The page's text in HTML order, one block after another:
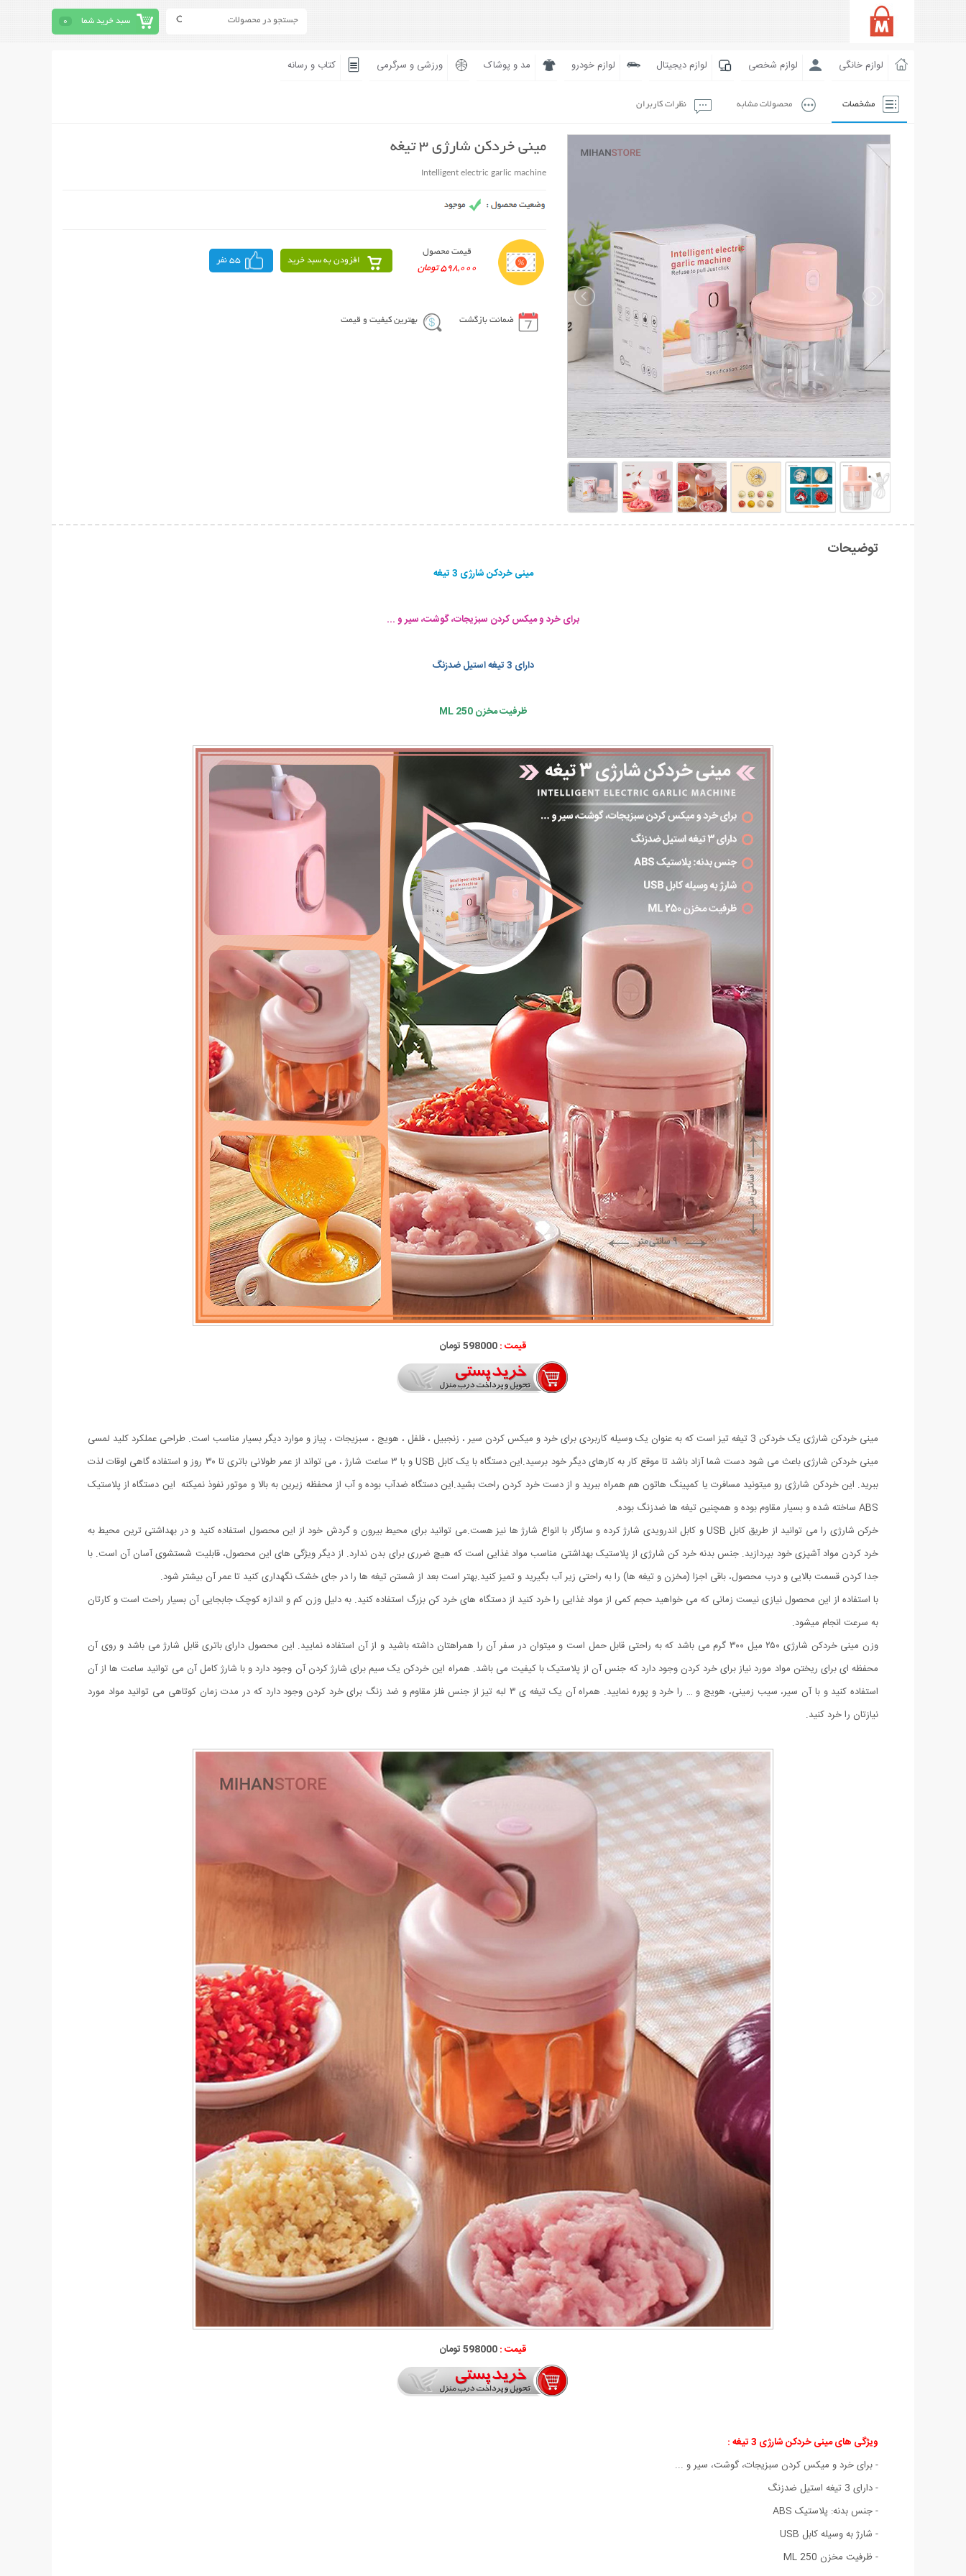
سبد خرید شما 0
لوازم خانگی لوازم شخصی لوازم دیجیتال لوازم خودرو مد و پوشاک ورزشی و سرگرمی کتاب و رسانه
مشخصات محصولات مشابه نظرات کاربران
مینی خردکن شارژی 3 تیغه
Intelligent electric garlic machine
قیمت محصول
598,000 تومان
افزودن به سبد خرید 55 نفر
ضمانت بازگشت بهترین کیفیت و قیمت
توضیحات
مینی خردکن شارژی 3 تیغه
برای خرد و میکس کردن سبزیجات، گوشت، سیر و ...
دارای 3 تیغه استیل ضدزنگ
ظرفیت مخزن 250 ML
قیمت :598000 تومان
مینی خردکن شارژی یک خردکن 3 تیغه تیز است که به عنوان یک وسیله کاربردی برای خرد و میکس کردن سیر ، زنجبیل ، فلفل ، هویج ، سبزیجات ، پیاز و موارد دیگر بسیار مناسب است. طراحی عملکرد کلید لمسی
مینی خردکن شارژی باعث می شود دست شما آزاد باشد تا موقع کار به کارهای دیگر خود برسید.این دستگاه با یک کابل USB و با ۳ ساعت شارژ ، می تواند از عمر طولانی باتری تا ۳۰ روز و استفاده گاهی اوقات لذت
ببرید. این خردکن شارژی رو میتونید مسافرت یا کمپینگ هاتون هم همراه ببرید و از دست خرد کردن راحت بشید.این دستگاه ضدآب بوده و آب از محفظه زیرین به بالا و موتور نفوذ نمیکنه این دستگاه از پلاستیک
ABS ساخته شده و بسیار مقاوم بوده و همچنین تیغه ها ضدزنگ بوده.
خرکن شارژی را می توانید از طریق کابل USB و کابل اندرویدی شارژ کرده و سازگار با انواع شارژ ها نیز هست.می توانید برای محیط بیرون و گردش خود از این محصول استفاده کنید و در بهداشتی ترین محیط به
خرد کردن مواد آشپزی خود بپردازید. جنس بدنه خرد کن شارژی از پلاستیک بهداشتی مناسب مواد غذایی است که هیچ ضرری برای بدن ندارد. از دیگر ویژگی های این محصول، قابلیت شستشوی آسان آن است. با
جدا کردن قسمت بالایی و درب محصول، باقی اجزا (مخزن و تیغه ها) را به راحتی زیر آب بگیرید و تمیز کنید.بهتر است بعد از شستن تیغه ها را در جای خشک نگهداری کنید تا عمر آن بیشتر شود.
با استفاده از این محصول نیازی نیست زمانی که می خواهید حجم کمی از مواد غذایی را خرد کنید از دستگاه های خرد کن بزرگ استفاده کنید. به دلیل وزن کم و اندازه کوچک جابجایی آن بسیار راحت است و کارتان
به سرعت انجام میشود.
وزن مینی خردکن شارژی ۲۵۰ میل ۳۰۰ گرم می باشد که به راحتی قابل حمل است و میتوان در سفر آن را همراهتان داشته باشید و از آن استفاده نمایید. این محصول دارای باتری قابل شارژ می باشد و روی آن
محفظه ای برای ریختن مواد مورد نیاز برای خرد کردن وجود دارد که جنس آن از پلاستیک با کیفیت می باشد. همراه این‌ خردکن یک ‌سیم برای شارژ کردن آن وجود دارد و با شارژ کامل آن می توانید ساعت ها از آن
استفاده کنید و با آن‌ سیر، سیب زمینی، هویج و … را خرد و پوره نمایید. همراه آن یک تیغه ی ۳ لبه تیز از جنس فلز مقاوم و ضد زنگ برای خرد کردن وجود دارد که در مدت زمان کوتاهی می توانید مواد مورد
نیازتان را خرد کنید.
قیمت :598000 تومان
ویژگی های مینی خردکن شارژی 3 تیغه :
- برای خرد و میکس کردن سبزیجات، گوشت، سیر و ...
- دارای 3 تیغه استیل ضدزنگ
- جنس بدنه: پلاستیک ABS
- شارژ به وسیله کابل USB
- ظرفیت مخزن 250 ML